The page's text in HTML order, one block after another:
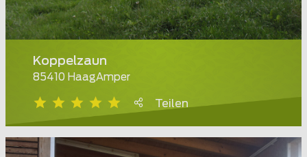
Koppelzaun
85410 HaagAmper
Teilen